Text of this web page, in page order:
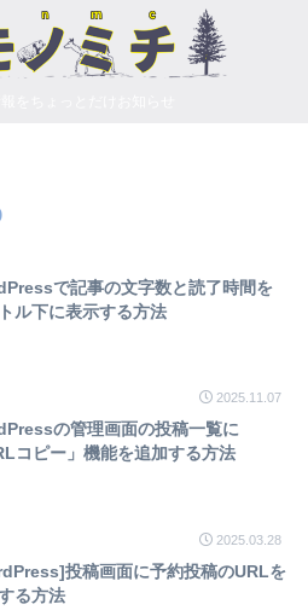
で記事の文字数と読了時間を
ル下に表示する方法
2025.11.07
の管理画面の投稿一覧に
コピー」機能を追加する方法
2025.03.28
投稿画面に予約投稿のURLを
る方法